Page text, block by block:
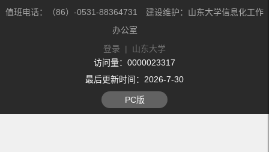
值班电话：（86）-0531-88364731 建设维护：山东大学信息化工作
办公室
登录 | 山东大学
访问量： 0000023317
最后更新时间： 2026-7-30
PC版